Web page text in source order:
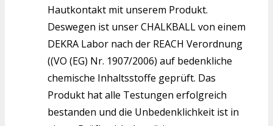
Hautkontakt mit unserem Produkt.
Deswegen ist unser CHALKBALL von einem
DEKRA Labor nach der REACH Verordnung
((VO (EG) Nr. 1907/2006) auf bedenkliche
chemische Inhaltsstoffe geprüft. Das
Produkt hat alle Testungen erfolgreich
bestanden und die Unbedenklichkeit ist in